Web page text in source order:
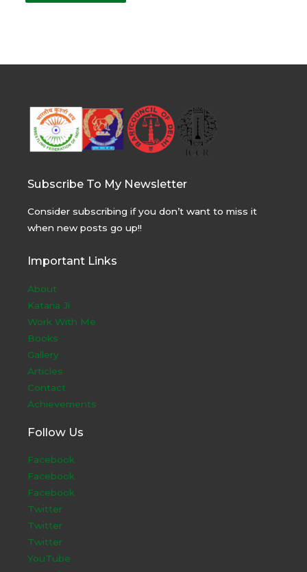
Subscribe To My Newsletter
Consider subscribing if you don’t want to miss it
when new posts go up!!
Important Links
About
Kataria Ji
Work With Me
Books
Gallery
Articles
Contact
Achievements
Follow Us
Facebook
Facebook
Facebook
Twitter
Twitter
Twitter
YouTube